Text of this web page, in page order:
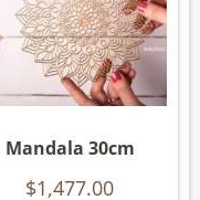
Mandala 30cm
$1,477.00